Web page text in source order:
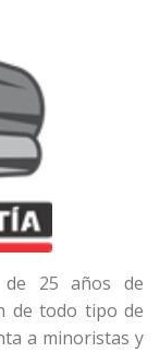
de 25 años de
de todo tipo de
a minoristas y